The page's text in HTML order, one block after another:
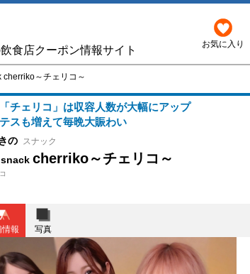
食店クーポン情報サイト お気に入り
cherriko～チェリコ～
チェリコ」は収容人数が大幅にアップ
スも増えて毎晩大賑わい
の スナック
cherriko～チェリコ～
情報 写真